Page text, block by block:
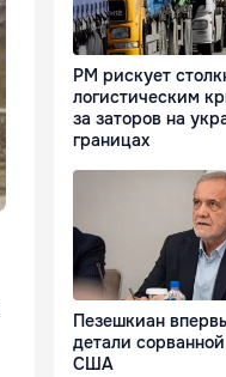
РМ рискует
логистическим
за заторов на
границах
Пезешкиан
детали
США